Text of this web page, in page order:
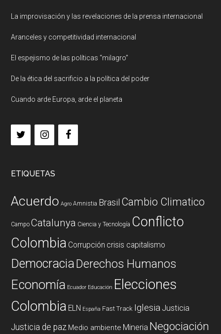
La improvisación y las revelaciones de la prensa internacional
Aranceles y competitividad internacional
El espejismo de las políticas “milagro”
De la ética del sacrificio a la política del poder
Cuando arde Europa, arde el planeta
ETIQUETAS
Acuerdo Agro Amnistia Brasil Cambio Climatico
Campo Catalunya Ciencia y Tecnología Conflicto
Colombia Corrupción crisis capitalismo
DemocraciaDerechos Humanos
Economía Ecuador Educación Elecciones
Colombia ELN España Fast Track Iglesia Justicia
Justicia de paz Medio ambiente Mineria Negociación